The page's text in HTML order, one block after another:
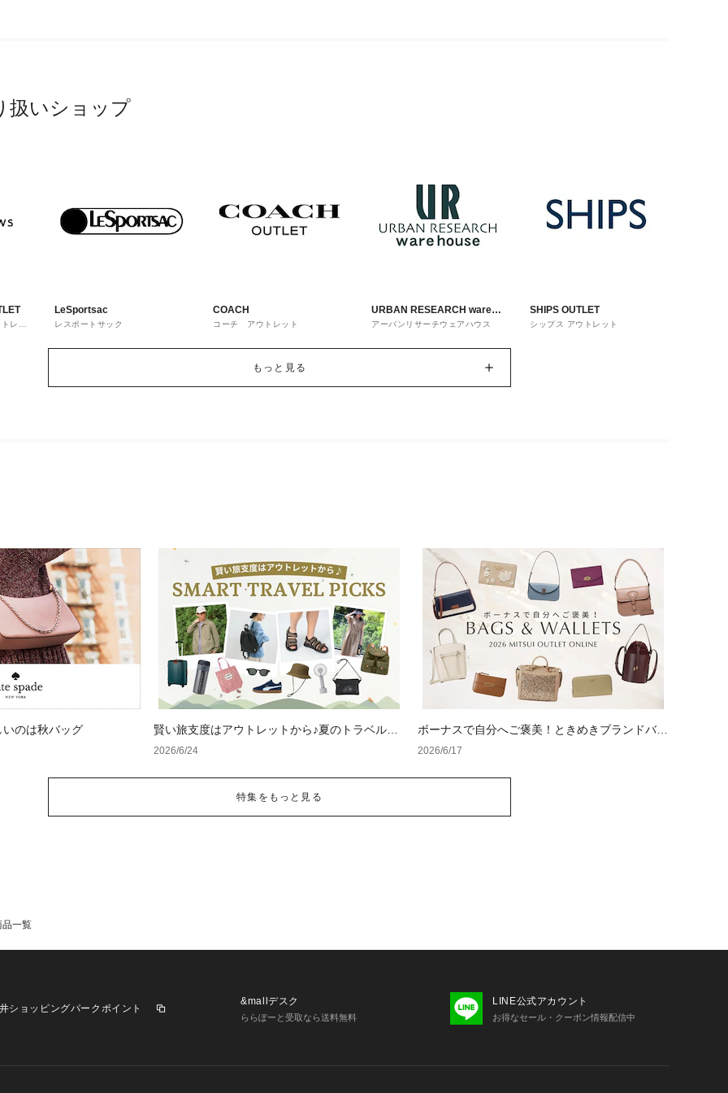
扱いショップ
レッ
LeSportsac
レスポートサック
COACH
コーチ アウトレット
URBAN RESEARCH ware
house
アーバンリサーチウェアハウス
SHIPS OUTLET
シップス アウトレット
もっと見る
のは秋バッグ
賢い旅支度はアウトレットから♪夏のトラベルア
イテム特集
2026/6/24
ボーナスで自分へご褒美！ときめきブランドバッ
グ＆ウォレット
2026/6/17
特集をもっと見る
品一覧
ショッピングパークポイント
&mallデスク
ららぽーと受取なら送料無料
LINE公式アカウント
お得なセール・クーポン情報配信中